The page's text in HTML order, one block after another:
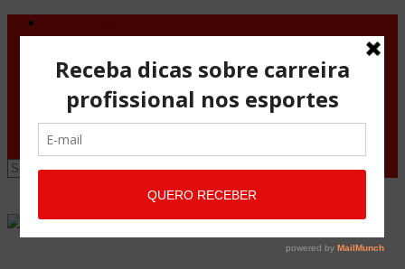
Vistos de viagem
Orientações Gerais
Fale Conosco
Advocacia Maria Pessoa
Advocacia Maria Pessoa Desportivo